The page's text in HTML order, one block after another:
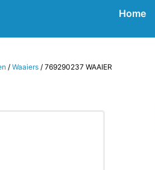
Home
/Waaiers / 769290237 WAAIER